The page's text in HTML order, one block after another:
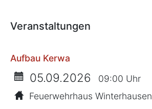
Veranstaltungen
Aufbau Kerwa
05.09.2026
09:00 Uhr
Feuerwehrhaus Winterhausen